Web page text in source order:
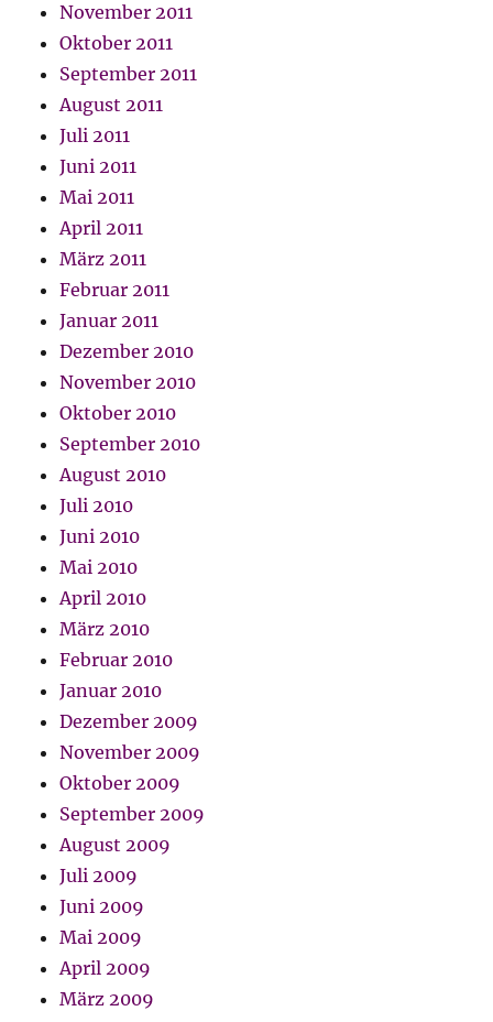
November 2011
Oktober 2011
September 2011
August 2011
Juli 2011
Juni 2011
Mai 2011
April 2011
März 2011
Februar 2011
Januar 2011
Dezember 2010
November 2010
Oktober 2010
September 2010
August 2010
Juli 2010
Juni 2010
Mai 2010
April 2010
März 2010
Februar 2010
Januar 2010
Dezember 2009
November 2009
Oktober 2009
September 2009
August 2009
Juli 2009
Juni 2009
Mai 2009
April 2009
März 2009